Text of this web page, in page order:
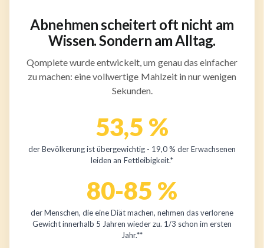
Abnehmen scheitert oft nicht am
Wissen. Sondern am Alltag.
Qomplete wurde entwickelt, um genau das einfacher
zu machen: eine vollwertige Mahlzeit in nur wenigen
Sekunden.
53,5 %
der Bevölkerung ist übergewichtig - 19,0 % der Erwachsenen
leiden an Fettleibigkeit.*
80-85 %
der Menschen, die eine Diät machen, nehmen das verlorene
Gewicht innerhalb 5 Jahren wieder zu. 1/3 schon im ersten
Jahr.**